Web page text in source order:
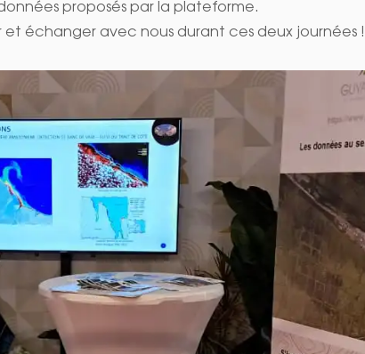
proposés par la plateforme.
échanger avec nous durant ces deux journées !